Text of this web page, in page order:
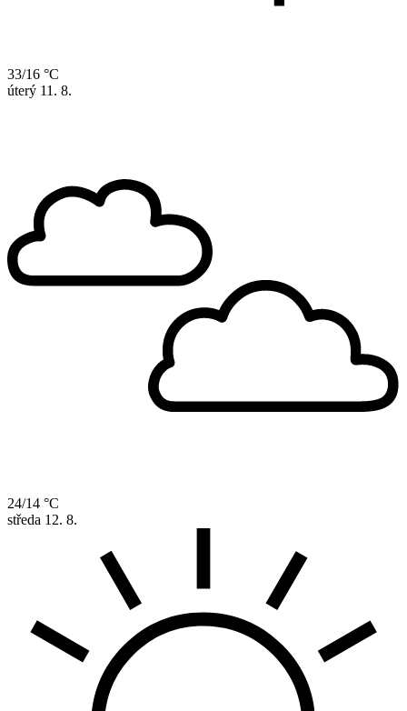
33/16 °C
úterý 11. 8.
24/14 °C
středa 12. 8.